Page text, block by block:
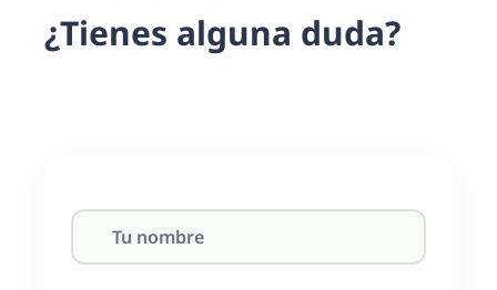
¿Tienes alguna duda?